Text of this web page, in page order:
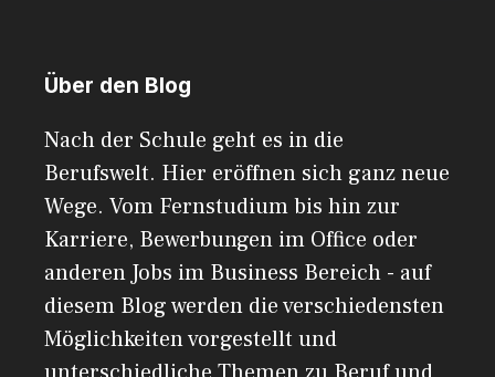
Über den Blog
Nach der Schule geht es in die
Berufswelt. Hier eröffnen sich ganz neue
Wege. Vom Fernstudium bis hin zur
Karriere, Bewerbungen im Office oder
anderen Jobs im Business Bereich - auf
diesem Blog werden die verschiedensten
Möglichkeiten vorgestellt und